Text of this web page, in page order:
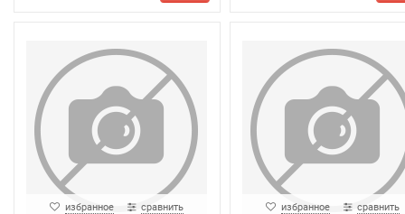
избранное сравнить избранное сравнить